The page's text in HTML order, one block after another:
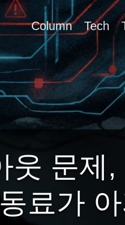
Column Tech
문제
료가